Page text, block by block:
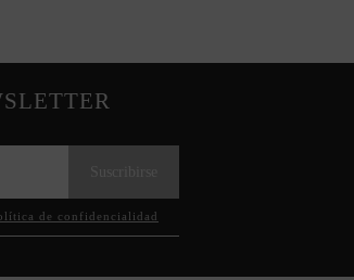
de confidencialidad